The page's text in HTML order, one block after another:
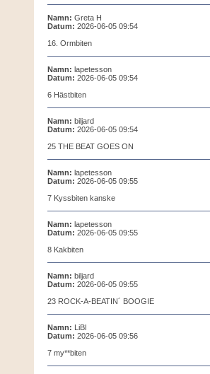
Namn: Greta H
Datum: 2026-06-05 09:54
16. Ormbiten
Namn: lapetesson
Datum: 2026-06-05 09:54
6 Hästbiten
Namn: biljard
Datum: 2026-06-05 09:54
25 THE BEAT GOES ON
Namn: lapetesson
Datum: 2026-06-05 09:55
7 Kyssbiten kanske
Namn: lapetesson
Datum: 2026-06-05 09:55
8 Kakbiten
Namn: biljard
Datum: 2026-06-05 09:55
23 ROCK-A-BEATIN´ BOOGIE
Namn: LiBl
Datum: 2026-06-05 09:56
7 my**biten